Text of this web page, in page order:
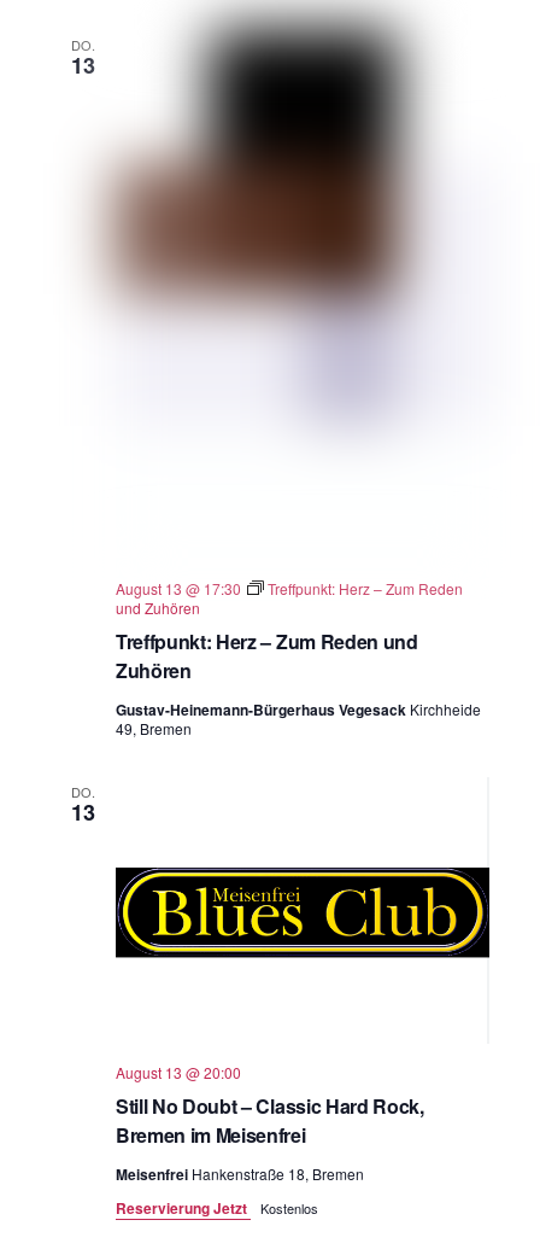
DO.
13
Treffpunkt: Herz – Zum Reden und
Zuhören
August 13 @ 17:30
Treffpunkt: Herz – Zum Reden
und Zuhören
Gustav-Heinemann-Bürgerhaus Vegesack Kirchheide
49, Bremen
DO.
13
Still No Doubt – Classic Hard Rock,
Bremen im Meisenfrei
August 13 @ 20:00
Meisenfrei Hankenstraße 18, Bremen
Reservierung Jetzt Kostenlos